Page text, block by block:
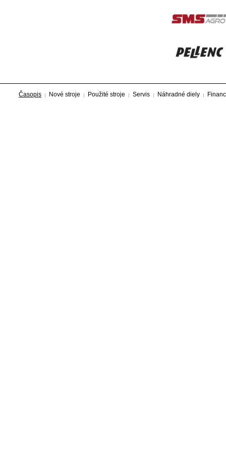
Časopis Nové stroje Použité stroje Servis Náhradné diely